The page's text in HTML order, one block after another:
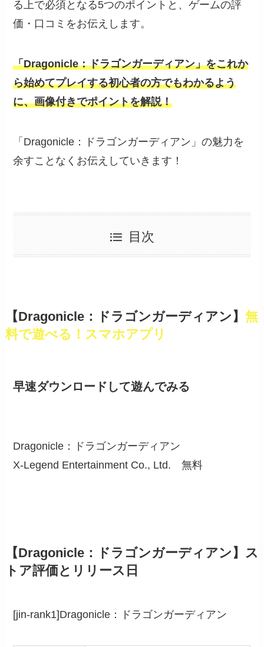
る上で必須となる5つのポイントと、ゲームの評
価・口コミをお伝えします。
「Dragonicle：ドラゴンガーディアン」をこれか
ら始めてプレイする初心者の方でもわかるよう
に、画像付きでポイントを解説！
「Dragonicle：ドラゴンガーディアン」の魅力を
余すことなくお伝えしていきます！
目次
【Dragonicle：ドラゴンガーディアン】 無
料で遊べる！スマホアプリ
早速ダウンロードして遊んでみる
Dragonicle：ドラゴンガーディアン
X-Legend Entertainment Co., Ltd.無料
【Dragonicle：ドラゴンガーディアン】ス
トア評価とリリース日
[jin-rank1]Dragonicle：ドラゴンガーディアン